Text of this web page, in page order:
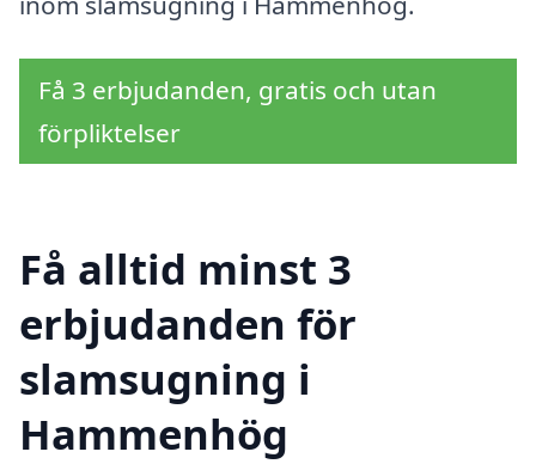
Få 3 erbjudanden, gratis och utan
förpliktelser
Få alltid minst 3
erbjudanden för
slamsugning i
Hammenhög